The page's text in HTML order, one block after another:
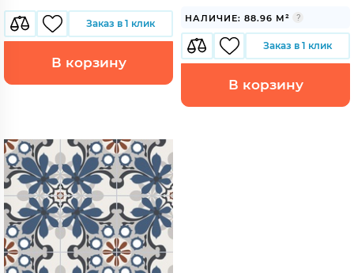
Заказ в 1 клик
В корзину
НАЛИЧИЕ: 88.96 М²
Заказ в 1 клик
В корзину